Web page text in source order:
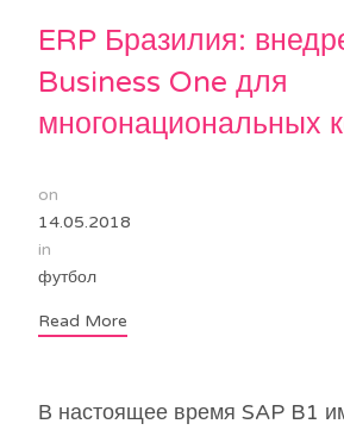
ERP Бразилия:
Business One для
многонациональных
on
14.05.2018
in
футбол
Read More
В настоящее время SAP B1